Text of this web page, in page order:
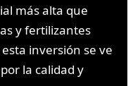
más alta que
y fertilizantes
inversión se ve
la calidad y